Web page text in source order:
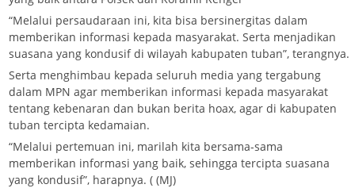
“Melalui persaudaraan ini, kita bisa bersinergitas dalam
memberikan informasi kepada masyarakat. Serta menjadikan
suasana yang kondusif di wilayah kabupaten tuban”, terangnya.
Serta menghimbau kepada seluruh media yang tergabung
dalam MPN agar memberikan informasi kepada masyarakat
tentang kebenaran dan bukan berita hoax, agar di kabupaten
tuban tercipta kedamaian.
“Melalui pertemuan ini, marilah kita bersama-sama
memberikan informasi yang baik, sehingga tercipta suasana
yang kondusif”, harapnya. ( (MJ)